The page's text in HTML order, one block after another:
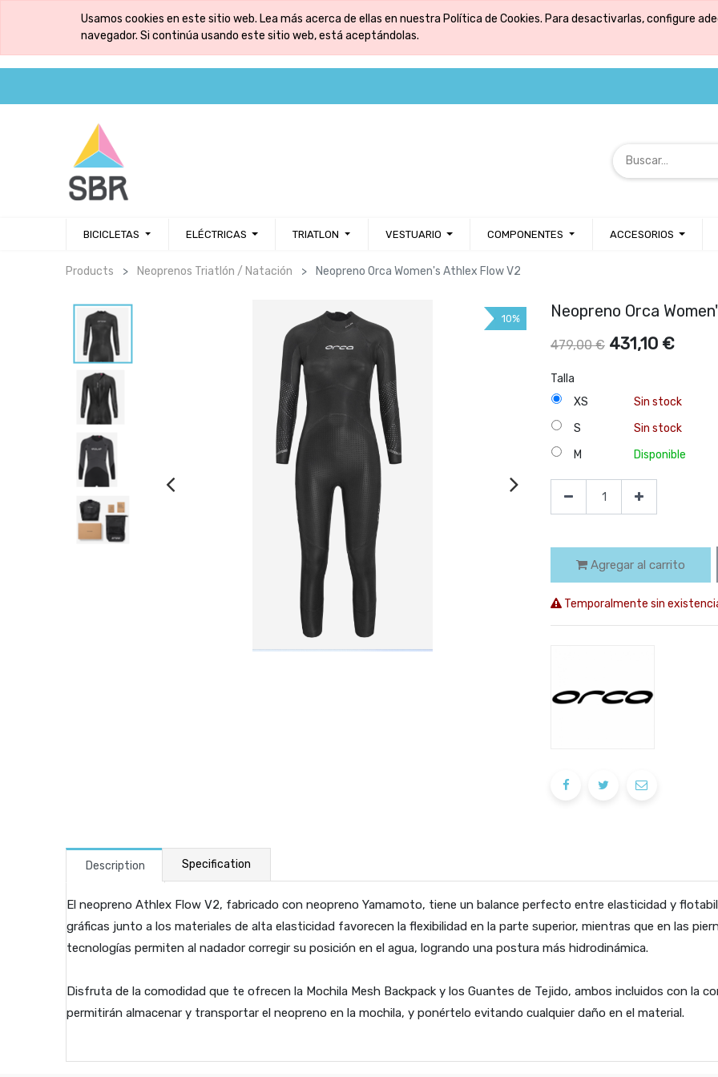
Usamos cookies en este sitio web. Lea más acerca de ellas en nuestra Política de Cookies. Para desactivarlas, configure
navegador. Si continúa usando este sitio web, está aceptándolas.
BICICLETAS ELÉCTRICAS TRIATLON VESTUARIO COMPONENTES ACCESORIOS
Products Neoprenos Triatlón / Natación Neopreno Orca Women's Athlex Flow V2
10% Neopreno Orca
479,00€ 431,10 €
Talla
XS
Sin stock
S
Sin stock
M
Disponible
Agregar al carrito
Temporalmente sin
Description Specification
El neopreno Athlex Flow V2, fabricado con neopreno Yamamoto, tiene un balance perfecto entre elasticidad y
gráficas junto a los materiales de alta elasticidad favorecen la flexibilidad en la parte superior, mientras que en las
tecnologías permiten al nadador corregir su posición en el agua, logrando una postura más hidrodinámica.
Disfruta de la comodidad que te ofrecen la Mochila Mesh Backpack y los Guantes de Tejido, ambos incluidos con la
permitirán almacenar y transportar el neopreno en la mochila, y ponértelo evitando cualquier daño en el material.